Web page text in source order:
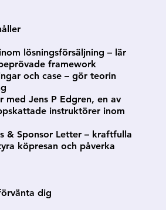
lösningsförsäljning – lär
framework
och case – gör teorin
med Jens P Edgren, en av
instruktörer inom
& Sponsor Letter – kraftfulla
köpresan och påverka
dig